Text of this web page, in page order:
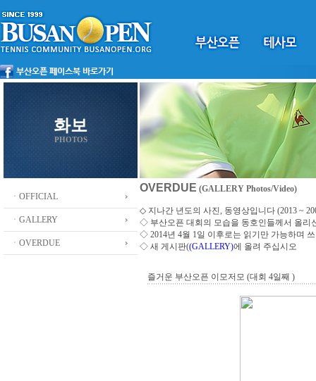
화보
PHOTOS
ㆍOFFICIAL
ㆍGALLERY
ㆍOVERDUE
OVERDUE (GALLERY Photos/Video)
◇ 지나간 년도의 사진, 동영상입니다 (2013 ~
◇ 부산오픈 대회의 모습을 동호인들께서 올리
◇ 2014년 4월 1일 이후로는 읽기만 가능하며
◇ 새 게시판((GALLERY)에 올려 주십시오
즐거운 부산오픈 이모저모 (대회 4일째 )